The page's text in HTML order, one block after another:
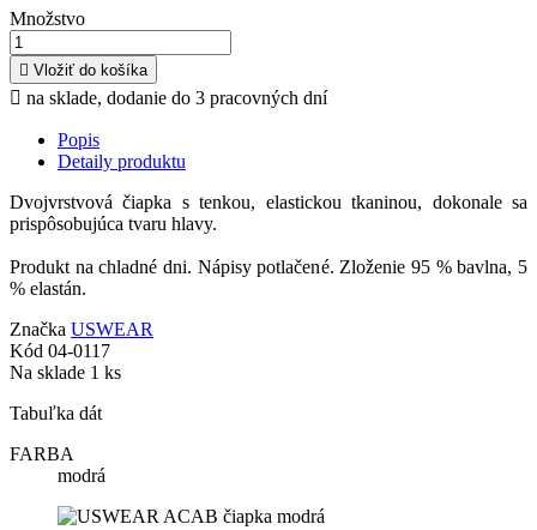
Množstvo
 Vložiť do košíka
 na sklade, dodanie do 3 pracovných dní
Popis
Detaily produktu
Dvojvrstvová čiapka s tenkou, elastickou tkaninou, dokonale sa
prispôsobujúca tvaru hlavy.
Produkt na chladné dni. Nápisy potlačené. Zloženie 95 % bavlna, 5
% elastán.
Značka USWEAR
Kód 04-0117
Na sklade 1 ks
Tabuľka dát
FARBA
modrá